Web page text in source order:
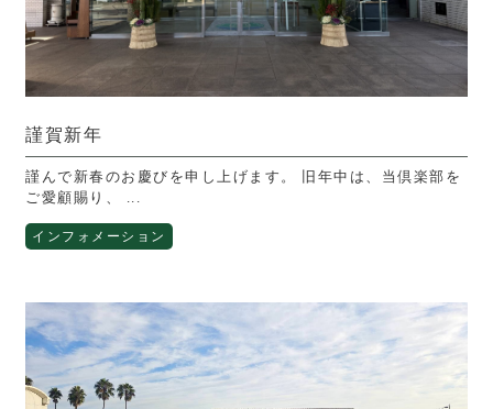
謹賀新年
謹んで新春のお慶びを申し上げます。 旧年中は、当倶楽部を
ご愛顧賜り、 ...
インフォメーション